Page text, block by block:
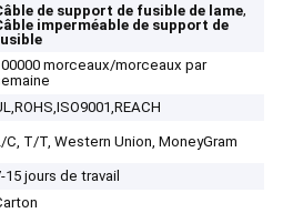
de support de fusible de lame,
imperméable de support de
morceaux/morceaux par
C, T/T, Western Union, MoneyGram
15 jours de travail